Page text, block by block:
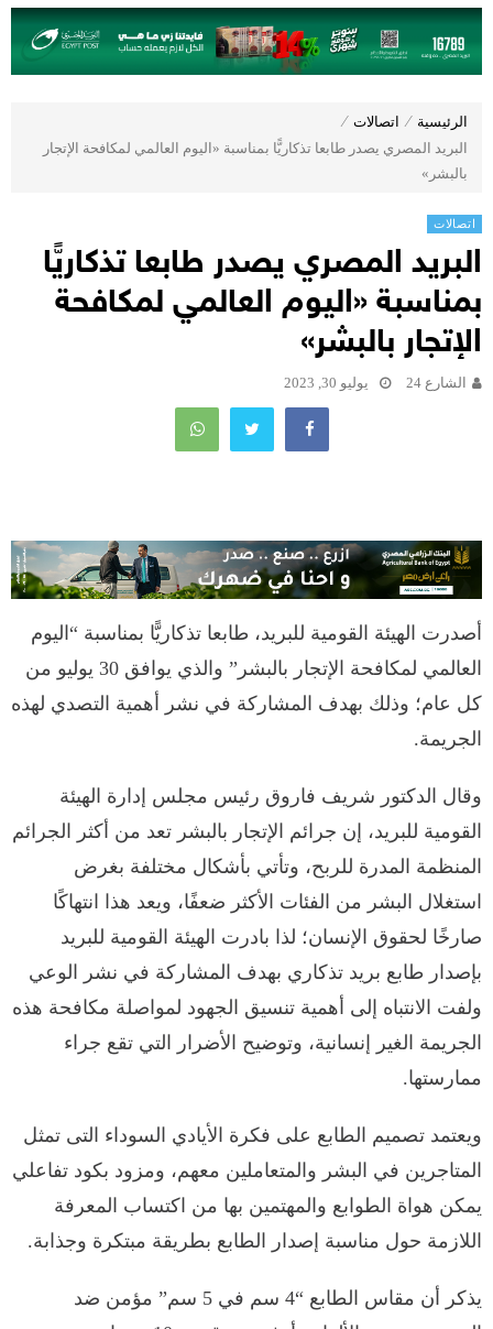
الرئيسية ⁄ اتصالات ⁄
البريد المصري يصدر طابعا تذكاريًّا بمناسبة «اليوم العالمي لمكافحة الإتجار
بالبشر»
اتصالات
البريد المصري يصدر طابعا تذكاريًّا
بمناسبة «اليوم العالمي لمكافحة
الإتجار بالبشر»
الشارع 24 يوليو 30, 2023
أصدرت الهيئة القومية للبريد، طابعا تذكاريًّا بمناسبة “اليوم
العالمي لمكافحة الإتجار بالبشر” والذي يوافق 30 يوليو من
كل عام؛ وذلك بهدف المشاركة في نشر أهمية التصدي لهذه
الجريمة.
وقال الدكتور شريف فاروق رئيس مجلس إدارة الهيئة
القومية للبريد، إن جرائم الإتجار بالبشر تعد من أكثر الجرائم
المنظمة المدرة للربح، وتأتي بأشكال مختلفة بغرض
استغلال البشر من الفئات الأكثر ضعفًا، ويعد هذا انتهاكًا
صارخًا لحقوق الإنسان؛ لذا بادرت الهيئة القومية للبريد
بإصدار طابع بريد تذكاري بهدف المشاركة في نشر الوعي
ولفت الانتباه إلى أهمية تنسيق الجهود لمواصلة مكافحة هذه
الجريمة الغير إنسانية، وتوضيح الأضرار التي تقع جراء
ممارستها.
ويعتمد تصميم الطابع على فكرة الأيادي السوداء التى تمثل
المتاجرين في البشر والمتعاملين معهم، ومزود بكود تفاعلي
يمكن هواة الطوابع والمهتمين بها من اكتساب المعرفة
اللازمة حول مناسبة إصدار الطابع بطريقة مبتكرة وجذابة.
يذكر أن مقاس الطابع “4 سم في 5 سم” مؤمن ضد